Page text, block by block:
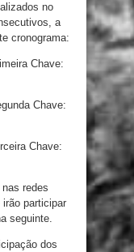
no
a
cronograma:
Chave:
Chave:
Chave:
redes
participar
seguinte.
dos